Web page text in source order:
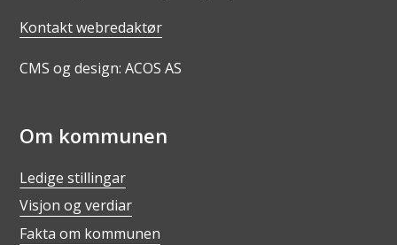
Kontakt webredaktør
CMS og design: ACOS AS
Om kommunen
Ledige stillingar
Visjon og verdiar
Fakta om kommunen